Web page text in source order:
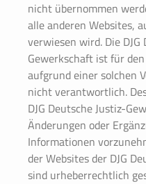
nicht übernommen
alle anderen Websites,
verwiesen wird. Die DJG
Gewerkschaft ist für
aufgrund einer solchen
nicht verantwortlich.
DJG Deutsche Justiz-
Änderungen oder
Informationen
der Websites der DJG
sind urheberrechtlich